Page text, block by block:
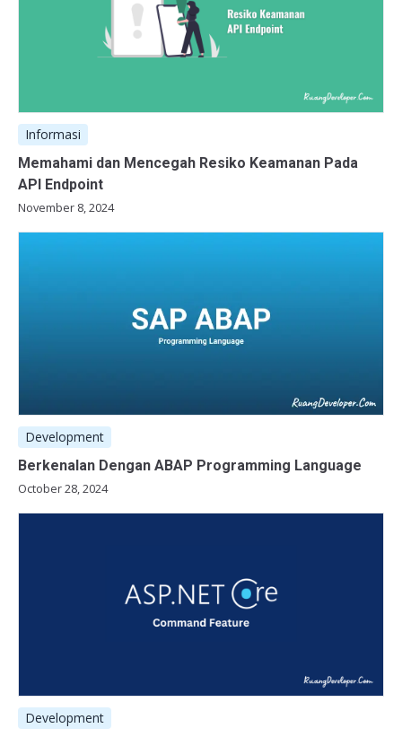
Informasi
Memahami dan Mencegah Resiko Keamanan Pada
API Endpoint
November 8, 2024
Development
Berkenalan Dengan ABAP Programming Language
October 28, 2024
Development